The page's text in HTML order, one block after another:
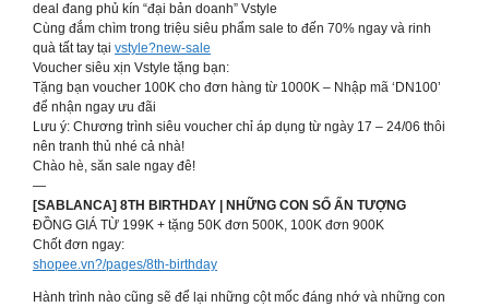
deal đang phủ kín “đại bản doanh” Vstyle
Cùng đắm chìm trong triệu siêu phẩm sale to đến 70% ngay và rinh
quà tất tay tại vstyle?new-sale
Voucher siêu xịn Vstyle tặng bạn:
Tặng bạn voucher 100K cho đơn hàng từ 1000K – Nhập mã ‘DN100’
để nhận ngay ưu đãi
Lưu ý: Chương trình siêu voucher chỉ áp dụng từ ngày 17 – 24/06 thôi
nên tranh thủ nhé cả nhà!
Chào hè, săn sale ngay đê!
—
[SABLANCA] 8TH BIRTHDAY | NHỮNG CON SỐ ẤN TƯỢNG
ĐỒNG GIÁ TỪ 199K + tặng 50K đơn 500K, 100K đơn 900K
Chốt đơn ngay:
shopee.vn?/pages/8th-birthday
Hành trình nào cũng sẽ để lại những cột mốc đáng nhớ và những con